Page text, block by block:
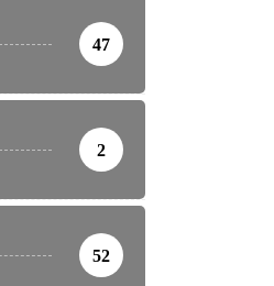
47
2
52